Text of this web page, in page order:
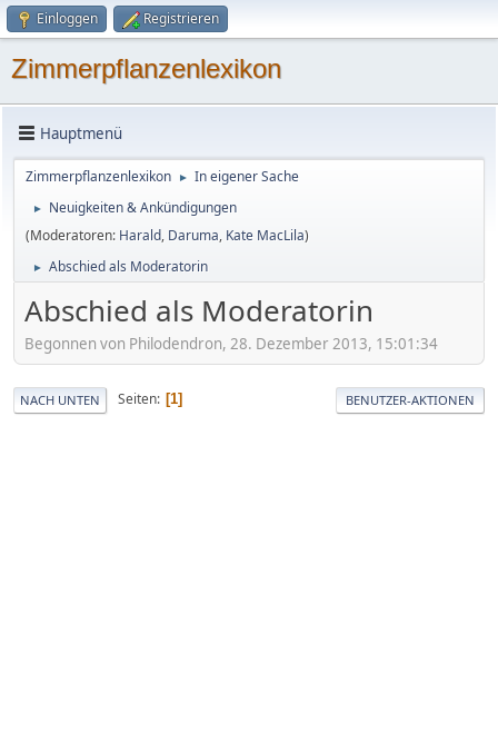
Einloggen Registrieren
Zimmerpflanzenlexikon
Hauptmenü
Zimmerpflanzenlexikon ► In eigener Sache
►
Neuigkeiten & Ankündigungen
(Moderatoren: Harald, Daruma, Kate MacLila)
► Abschied als Moderatorin
Abschied als Moderatorin
Begonnen von Philodendron, 28. Dezember 2013, 15:01:34
NACH UNTEN Seiten 1 BENUTZER-AKTIONEN